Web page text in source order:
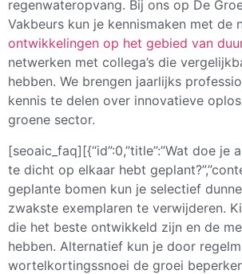
regenwateropvang. Bij ons op De
Vakbeurs kun je kennismaken met de
ontwikkelingen op het gebied van
netwerken met collega’s die
hebben. We brengen jaarlijks
kennis te delen over innovatieve
groene sector.
[seoaic_faq][{“id”:0,”title”:”Wat doe je
te dicht op elkaar hebt
geplante bomen kun je selectief
zwakste exemplaren te verwijderen.
die het beste ontwikkeld zijn en de
hebben. Alternatief kun je door
wortelkortingssnoei de groei